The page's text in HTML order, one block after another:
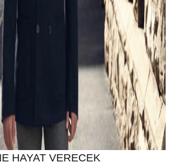
HAYAT VERECEK